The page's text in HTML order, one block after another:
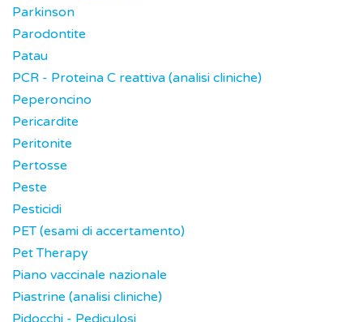
Parkinson
Parodontite
Patau
PCR - Proteina C reattiva (analisi cliniche)
Peperoncino
Pericardite
Peritonite
Pertosse
Peste
Pesticidi
PET (esami di accertamento)
Pet Therapy
Piano vaccinale nazionale
Piastrine (analisi cliniche)